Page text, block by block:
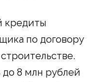
кредиты
по договору
8 млн рублей